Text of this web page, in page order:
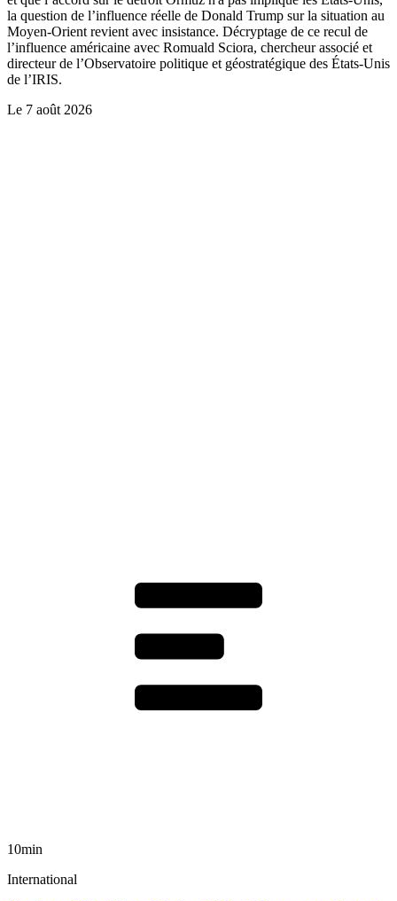
la question de l’influence réelle de Donald Trump sur la situation au
Moyen-Orient revient avec insistance. Décryptage de ce recul de
l’influence américaine avec Romuald Sciora, chercheur associé et
directeur de l’Observatoire politique et géostratégique des États-Unis
de l’IRIS.
Le 7 août 2026
10min
International